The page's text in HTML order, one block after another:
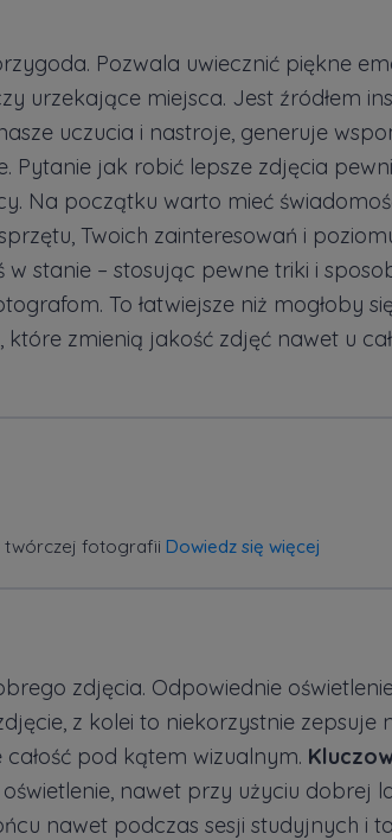
Pozwala uwiecznić piękne
urzekające miejsca. Jest źródłem
uczucia i nastroje, generuje
Pytanie jak robić lepsze zdjęcia
Na początku warto mieć
Twoich zainteresowań i
stanie – stosując pewne triki i
To łatwiejsze niż mogłoby
zmienią jakość zdjęć nawet u
twórczej fotografii Dowiedz się więcej
zdjęcia. Odpowiednie
z kolei to niekorzystnie zepsuje
pod kątem wizualnym.
oświetlenie, nawet przy użyciu dobrej
nawet podczas sesji studyjnych i